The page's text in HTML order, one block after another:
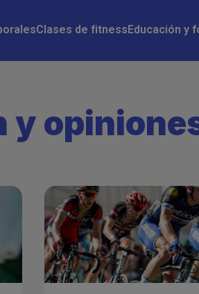
Clases de fitnessEducación y
y